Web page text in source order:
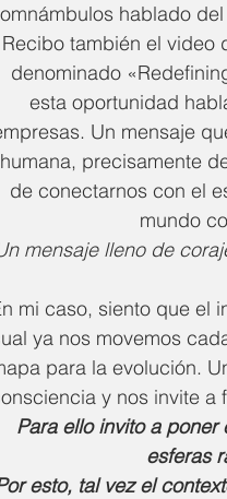
hablado
Recibo también el video
denominado
esta oportunidad
Un mensaje
humana, precisamente
de conectarnos con el
mundo
mensaje lleno de
mi caso, siento que el
ya nos movemos
para la evolución.
y nos invite a
Para ello invito a
esferas
esto, tal vez el